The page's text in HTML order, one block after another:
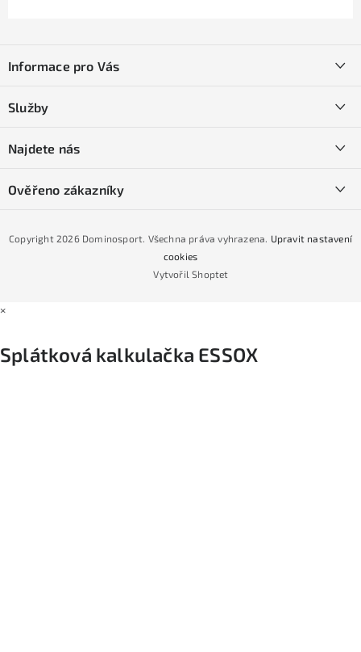
pInformace pro Vás
Obchodní podmínky
Podmínky GDPR
Podmínky nákupu na splátky ESSOX
Služby
Naše prodejna
Najdete nás
Ověřeno zákazníky
Vytvořil Shoptet
Copyright 2026 Dominosport. Všechna práva vyhrazena. Upravit nastavení
cookies
×
Splátková kalkulačka ESSOX